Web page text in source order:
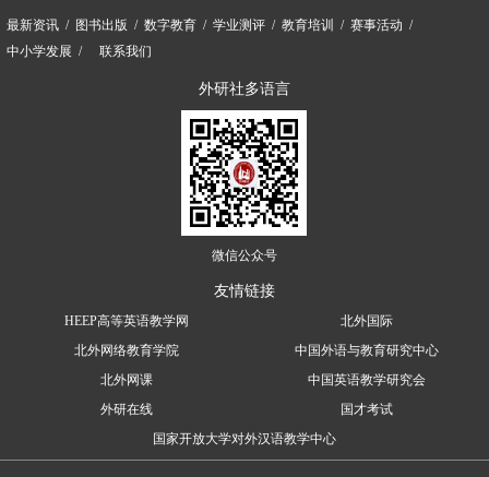
最新资讯 图书出版 数字教育 学业测评 教育培训
赛事活动
中小学发展
联系我们
外研社多语言
微信公众号
友情链接
HEEP高等英语教学网
北外国际
北外网络教育学院
中国外语与教育研究中心
北外网课
中国英语教学研究会
外研在线
国才考试
国家开放大学对外汉语教学中心